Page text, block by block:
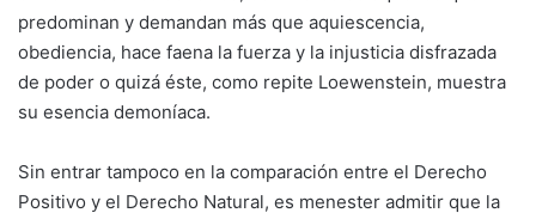
predominan y demandan más que aquiescencia,
obediencia, hace faena la fuerza y la injusticia disfrazada
de poder o quizá éste, como repite Loewenstein, muestra
su esencia demoníaca.
Sin entrar tampoco en la comparación entre el Derecho
Positivo y el Derecho Natural, es menester admitir que la